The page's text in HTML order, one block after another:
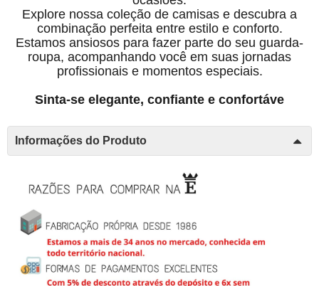
Explore nossa coleção de camisas e descubra a
combinação perfeita entre estilo e conforto.
Estamos ansiosos para fazer parte do seu guarda-
roupa, acompanhando você em suas jornadas
profissionais e momentos especiais.
Sinta-se elegante, confiante e confortáve
Informações do Produto